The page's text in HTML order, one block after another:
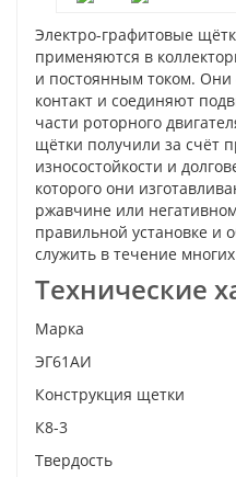
Электро-графитовые
применяются в
и постоянным током.
контакт и соединяют
части роторного
щётки получили за счёт
износостойкости и
которого они
ржавчине или
правильной установке и
служить в течение
Технические
Марка
ЭГ61АИ
Конструкция щетки
К8-3
Твердость